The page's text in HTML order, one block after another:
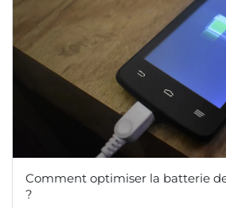
Comment optimiser la batterie
?